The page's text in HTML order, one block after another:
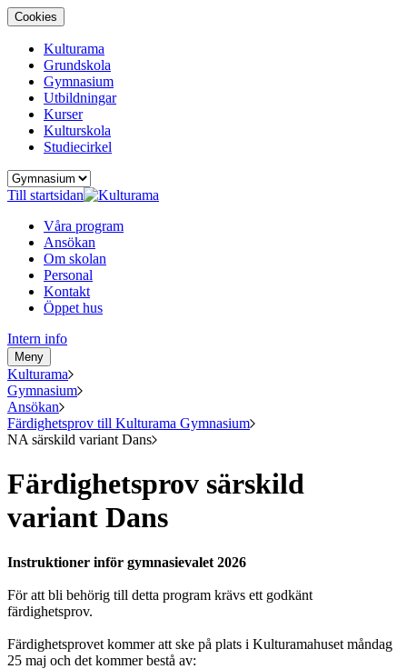
Cookies
Kulturama
Grundskola
Gymnasium
Utbildningar
Kurser
Kulturskola
Studiecirkel
Till startsidan
Våra program
Ansökan
Om skolan
Personal
Kontakt
Öppet hus
Intern info
Meny
Kulturama
Gymnasium
Ansökan
Färdighetsprov till Kulturama Gymnasium
NA särskild variant Dans
Färdighetsprov särskild
variant Dans
Instruktioner inför gymnasievalet 2026
För att bli behörig till detta program krävs ett godkänt
färdighetsprov.
Färdighetsprovet kommer att ske på plats i Kulturamahuset måndag
25 maj och det kommer bestå av: